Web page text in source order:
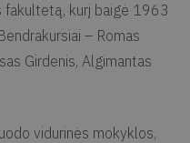
kurį baigė 1963
– Romas
Girdenis, Algimantas
vidurinės mokyklos,